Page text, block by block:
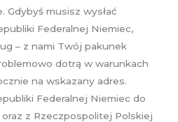
Gdybyś musisz wysłać
Federalnej Niemiec,
– z nami Twój pakunek
dotrą w warunkach
na wskazany adres.
Federalnej Niemiec do
z Rzeczpospolitej Polskiej